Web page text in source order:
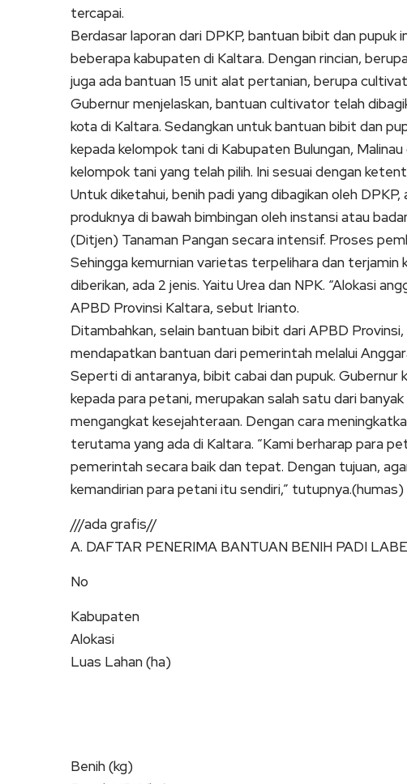
tercapai.
Berdasar laporan dari DPKP, bantuan bibit dan pupuk
beberapa kabupaten di Kaltara. Dengan rincian,
juga ada bantuan 15 unit alat pertanian, berupa
Gubernur menjelaskan, bantuan cultivator telah
kota di Kaltara. Sedangkan untuk bantuan bibit dan
kepada kelompok tani di Kabupaten Bulungan,
kelompok tani yang telah pilih. Ini sesuai dengan
Untuk diketahui, benih padi yang dibagikan oleh
produknya di bawah bimbingan oleh instansi atau
(Ditjen) Tanaman Pangan secara intensif. Proses
Sehingga kemurnian varietas terpelihara dan terjamin
diberikan, ada 2 jenis. Yaitu Urea dan NPK. “Alokasi
APBD Provinsi Kaltara, sebut Irianto.
Ditambahkan, selain bantuan bibit dari APBD
mendapatkan bantuan dari pemerintah melalui
Seperti di antaranya, bibit cabai dan pupuk. Gubernur
kepada para petani, merupakan salah satu dari
mengangkat kesejahteraan. Dengan cara
terutama yang ada di Kaltara. “Kami berharap para
pemerintah secara baik dan tepat. Dengan tujuan,
kemandirian para petani itu sendiri,” tutupnya.(humas)
///ada grafis//
A. DAFTAR PENERIMA BANTUAN BENIH PADI
No
Kabupaten
Alokasi
Luas Lahan (ha)
Benih (kg)